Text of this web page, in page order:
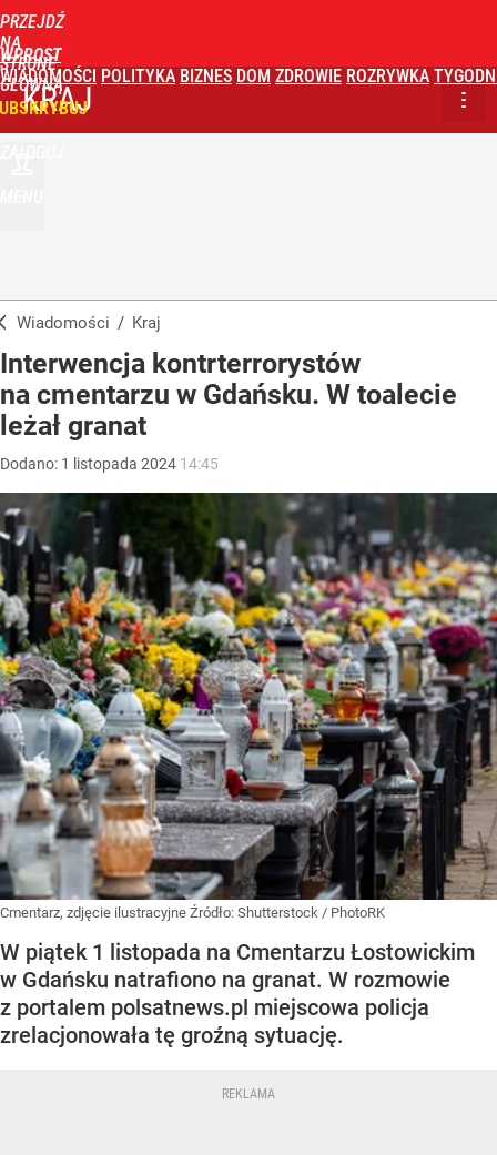
PRZEJDŹ
NA
STRONĘ
GŁÓWNĄ
WPROST
WIADOMOŚCI POLITYKA BIZNES DOM ZDROWIE ROZRYWKA
KRAJ
Wiadomości / Kraj
Interwencja kontrterrorystów
na cmentarzu w Gdańsku. W toalecie
leżał granat
Dodano: 1 listopada 2024 14:45
Cmentarz, zdjęcie ilustracyjne Źródło: Shutterstock / PhotoRK
W piątek 1 listopada na Cmentarzu Łostowickim
w Gdańsku natrafiono na granat. W rozmowie
z portalem polsatnews.pl miejscowa policja
zrelacjonowała tę groźną sytuację.